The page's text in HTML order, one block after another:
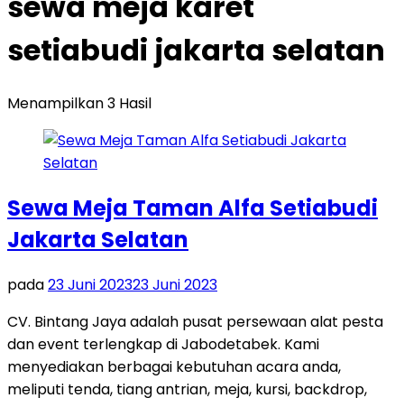
setiabudi jakarta selatan
Menampilkan 3 Hasil
Sewa Meja Taman Alfa Setiabudi
Jakarta Selatan
pada23 Juni 202323 Juni 2023
CV. Bintang Jaya adalah pusat persewaan alat pesta
dan event terlengkap di Jabodetabek. Kami
menyediakan berbagai kebutuhan acara anda,
meliputi tenda, tiang antrian, meja, kursi, backdrop,